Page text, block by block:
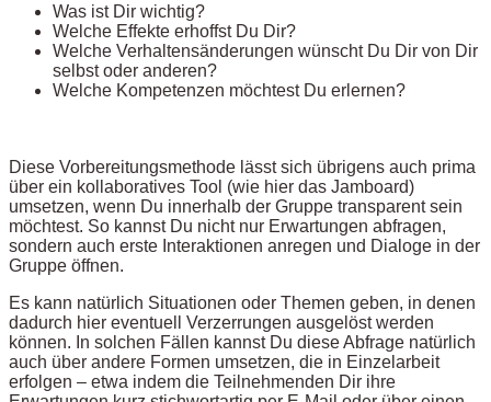
Was ist Dir wichtig?
Welche Effekte erhoffst Du Dir?
Welche Verhaltensänderungen wünscht Du Dir von Dir
selbst oder anderen?
Welche Kompetenzen möchtest Du erlernen?
Diese Vorbereitungsmethode lässt sich übrigens auch prima
über ein kollaboratives Tool (wie hier das Jamboard)
umsetzen, wenn Du innerhalb der Gruppe transparent sein
möchtest. So kannst Du nicht nur Erwartungen abfragen,
sondern auch erste Interaktionen anregen und Dialoge in der
Gruppe öffnen.
Es kann natürlich Situationen oder Themen geben, in denen
dadurch hier eventuell Verzerrungen ausgelöst werden
können. In solchen Fällen kannst Du diese Abfrage natürlich
auch über andere Formen umsetzen, die in Einzelarbeit
erfolgen – etwa indem die Teilnehmenden Dir ihre